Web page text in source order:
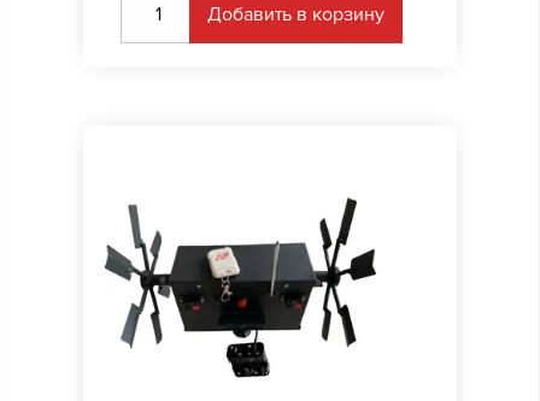
Добавить в корзину